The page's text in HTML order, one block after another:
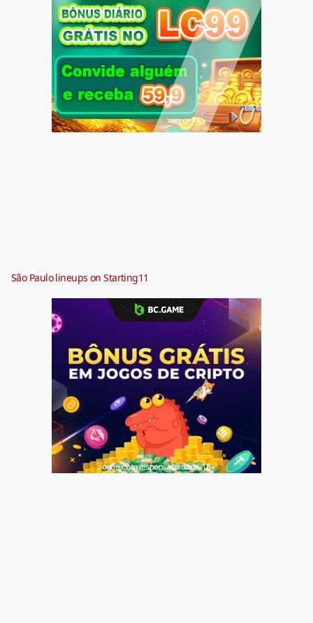
São Paulo lineups on Starting11
Jogue com responsabilidade. 18+